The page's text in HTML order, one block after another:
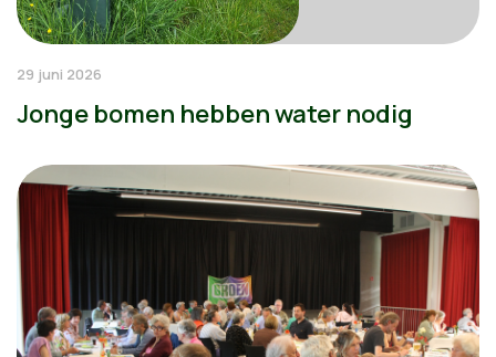
29 juni 2026
Jonge bomen hebben water nodig